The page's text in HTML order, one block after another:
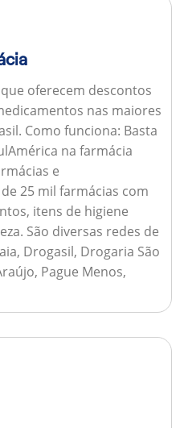
oferecem descontos
nas maiores
Como funciona: Basta
na farmácia
e
25 mil farmácias com
itens de higiene
São diversas redes de
Drogasil, Drogaria São
Pague Menos,